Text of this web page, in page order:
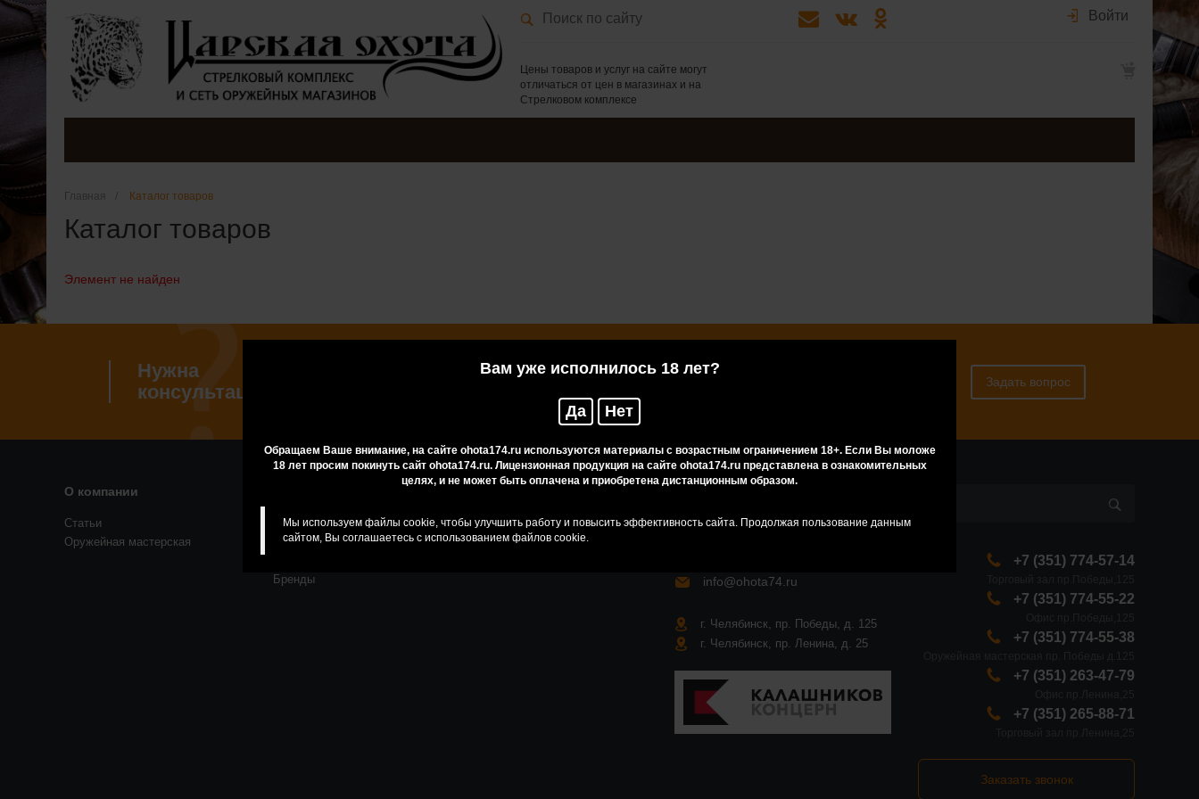
Вам уже исполнилось 18 лет?
Да Нет
Обращаем Ваше внимание, на сайте ohota174.ru используются материалы с возрастным ограничением 18+. Если Вы моложе
18 лет просим покинуть сайт ohota174.ru. Лицензионная продукция на сайте ohota174.ru представлена в ознакомительных
целях, и не может быть оплачена и приобретена дистанционным образом.
Мы используем файлы cookie, чтобы улучшить работу и повысить эффективность сайта. Продолжая пользование данным
сайтом, Вы соглашаетесь с использованием файлов cookie.
Войти
Цены товаров и услуг на сайте могут
отличаться от цен в магазинах и на
Стрелковом комплексе
Главная Каталог товаров
Каталог товаров
Элемент не найден
Нужна
консультация?
Если у Вас есть сомнения или вопросы, Вы всегда можете обратиться за консультацией к
Задать вопрос
О компании
Статьи
Оружейная мастерская
Резервирование
Приобретение лицензионных
Бренды
info@ohota74.ru
г. Челябинск, пр. Победы, д. 125
г. Челябинск, пр. Ленина, д. 25
+7 (351) 774-57-14
+7 (351) 774-55-22
+7 (351) 774-55-38
+7 (351) 263-47-79
+7 (351) 265-88-71
Заказать звонок